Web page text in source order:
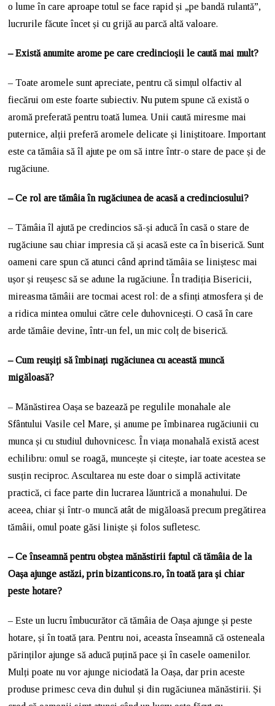
o lume în care aproape totul se face rapid și „pe bandă rulantă”,
lucrurile făcute încet și cu grijă au parcă altă valoare.
– Există anumite arome pe care credincioșii le caută mai mult?
– Toate aromele sunt apreciate, pentru că simțul olfactiv al
fiecărui om este foarte subiectiv. Nu putem spune că există o
aromă preferată pentru toată lumea. Unii caută miresme mai
puternice, alții preferă aromele delicate și liniștitoare. Important
este ca tămâia să îl ajute pe om să intre într-o stare de pace și de
rugăciune.
– Ce rol are tămâia în rugăciunea de acasă a credinciosului?
– Tămâia îl ajută pe credincios să-și aducă în casă o stare de
rugăciune sau chiar impresia că și acasă este ca în biserică. Sunt
oameni care spun că atunci când aprind tămâia se liniștesc mai
ușor și reușesc să se adune la rugăciune. În tradiția Bisericii,
mireasma tămâii are tocmai acest rol: de a sfinți atmosfera și de
a ridica mintea omului către cele duhovnicești. O casă în care
arde tămâie devine, într-un fel, un mic colț de biserică.
– Cum reușiți să îmbinați rugăciunea cu această muncă
migăloasă?
– Mănăstirea Oașa se bazează pe regulile monahale ale
Sfântului Vasile cel Mare, și anume pe îmbinarea rugăciunii cu
munca și cu studiul duhovnicesc. În viața monahală există acest
echilibru: omul se roagă, muncește și citește, iar toate acestea se
susțin reciproc. Ascultarea nu este doar o simplă activitate
practică, ci face parte din lucrarea lăuntrică a monahului. De
aceea, chiar și într-o muncă atât de migăloasă precum pregătirea
tămâii, omul poate găsi liniște și folos sufletesc.
– Ce înseamnă pentru obștea mănăstirii faptul că tămâia de la
Oașa ajunge astăzi, prin bizanticons.ro, în toată țara și chiar
peste hotare?
– Este un lucru îmbucurător că tămâia de Oașa ajunge și peste
hotare, și în toată țara. Pentru noi, aceasta înseamnă că osteneala
părinților ajunge să aducă puțină pace și în casele oamenilor.
Mulți poate nu vor ajunge niciodată la Oașa, dar prin aceste
produse primesc ceva din duhul și din rugăciunea mănăstirii. Și